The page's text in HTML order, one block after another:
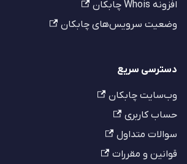
افزونه Whois چابکان
وضعیت سرویس‌های چابکان
دسترسی سریع
وب‌سایت چابکان
حساب کاربری
سوالات متداول
قوانین و مقررات